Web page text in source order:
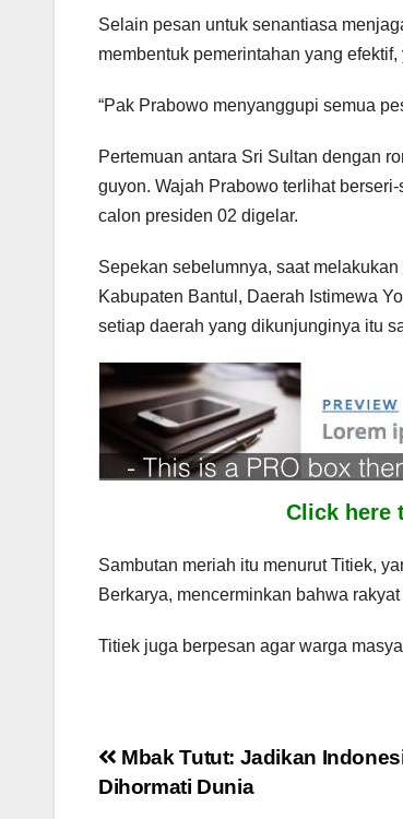
Selain pesan untuk senantiasa
membentuk pemerintahan yang
“Pak Prabowo menyanggupi semua
Pertemuan antara Sri Sultan dengan
guyon. Wajah Prabowo terlihat
calon presiden 02 digelar.
Sepekan sebelumnya, saat
Kabupaten Bantul, Daerah Istimewa
setiap daerah yang dikunjunginya itu
Click here
Sambutan meriah itu menurut Titiek,
Berkarya, mencerminkan bahwa
Titiek juga berpesan agar warga
Post
Mbak Tutut: Jadikan
Dihormati Dunia